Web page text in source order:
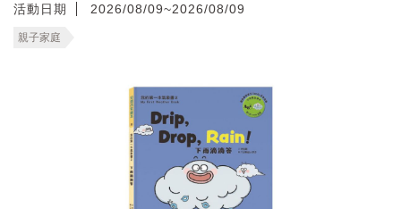
活動日期
2026/08/09~2026/08/09
親子家庭